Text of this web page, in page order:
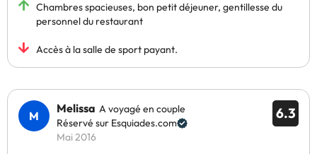
Chambres spacieuses, bon petit déjeuner, gentillesse du
personnel du restaurant
Accès à la salle de sport payant.
6.3
Melissa A voyagé en couple
Réservé sur Esquiades.com
Mai 2016